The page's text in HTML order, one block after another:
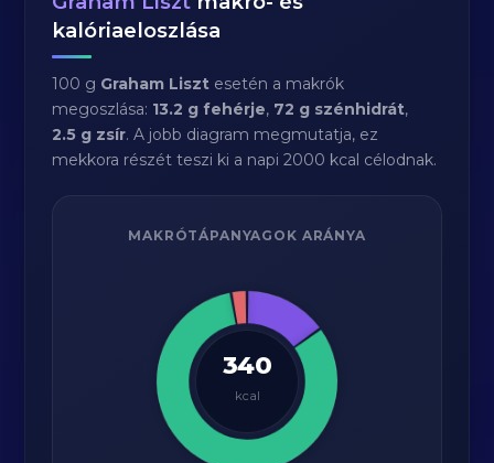
kalóriaeloszlása
100 g Graham Liszt esetén a makrók
megoszlása: 13.2 g fehérje, 72 g szénhidrát,
2.5 g zsír. A jobb diagram megmutatja, ez
mekkora részét teszi ki a napi 2000 kcal célodnak.
MAKRÓTÁPANYAGOK ARÁNYA
340
kcal